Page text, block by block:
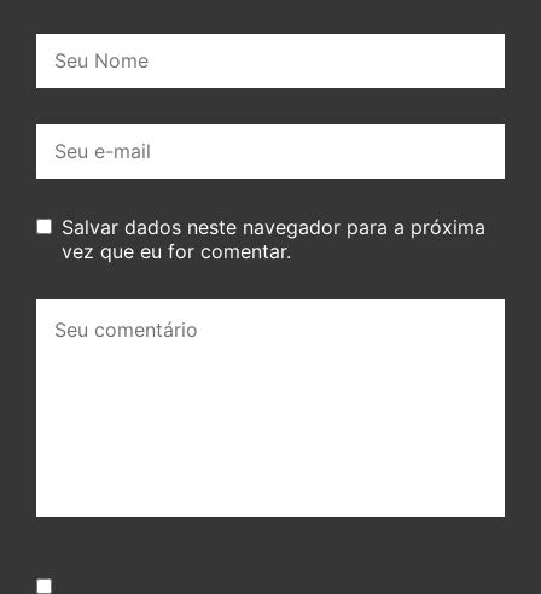
mail:
Salvar dados neste navegador para a próxima
vez que eu for comentar.
comentário: